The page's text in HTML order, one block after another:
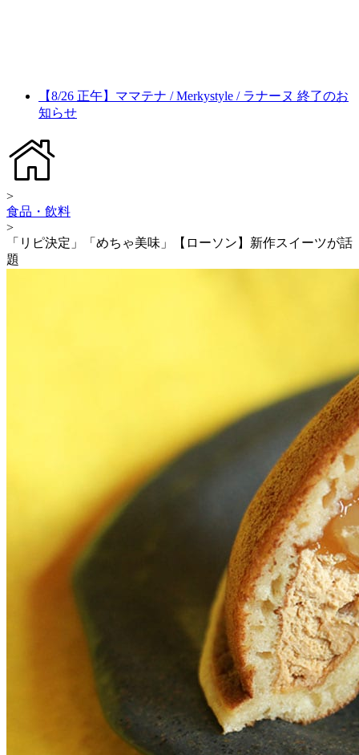
【8/26 正午】ママテナ / Merkystyle / ラナーヌ 終了のお
知らせ
>
食品・飲料
>
「リピ決定」「めちゃ美味」【ローソン】新作スイーツが話
題